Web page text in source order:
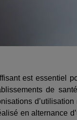
est essentiel
de
d’utilisation
en alternance